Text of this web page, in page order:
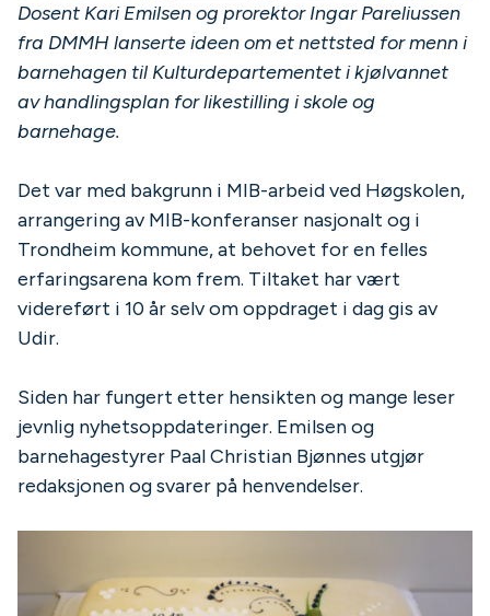
Dosent Kari Emilsen og prorektor Ingar Pareliussen
fra DMMH lanserte ideen om et nettsted for menn i
barnehagen til Kulturdepartementet i kjølvannet
av handlingsplan for likestilling i skole og
barnehage.
Det var med bakgrunn i MIB-arbeid ved Høgskolen,
arrangering av MIB-konferanser nasjonalt og i
Trondheim kommune, at behovet for en felles
erfaringsarena kom frem. Tiltaket har vært
videreført i 10 år selv om oppdraget i dag gis av
Udir.
Siden har fungert etter hensikten og mange leser
jevnlig nyhetsoppdateringer. Emilsen og
barnehagestyrer Paal Christian Bjønnes utgjør
redaksjonen og svarer på henvendelser.